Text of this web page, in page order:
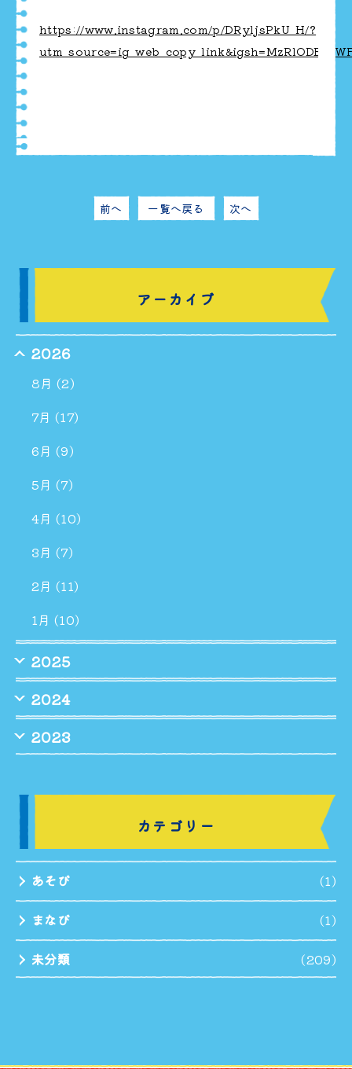
https://www.instagram.com/p/DRyljsPkU_H/?
前へ 一覧へ戻る 次へ
アーカイブ
2026
8月 (2)
7月 (17)
6月 (9)
5月 (7)
4月 (10)
3月 (7)
2月 (11)
1月 (10)
2025
2024
2023
カテゴリー
あそび (1)
まなび (1)
未分類 (209)